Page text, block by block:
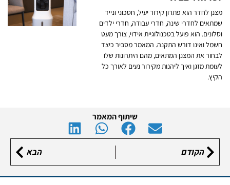
מצנן לחדר הוא פתרון קירור יעיל, חסכוני ונייד
שמתאים לחדרי שינה, חדרי עבודה, חדרי ילדים
וסלונים. הוא פועל בטכנולוגיית אידוי, צורך מעט
חשמל ואינו דורש התקנה. המאמר מסביר כיצד
לבחור את המצנן המתאים, מהם היתרונות שלו
לעומת מזגן ואיך ליהנות מקירור נעים לאורך כל
הקיץ.
שיתוף המאמר
הקודם הבא